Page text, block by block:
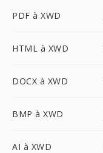
PDF à XWD
HTML à XWD
DOCX à XWD
BMP à XWD
AI à XWD